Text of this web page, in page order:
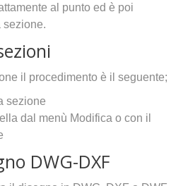
al punto ed è poi
sezione.
il procedimento è il seguente;
sezione
dal menù Modifica o con il
DWG-DXF